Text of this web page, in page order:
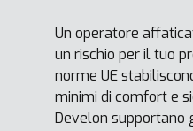
Un operatore
un rischio per il tuo
norme UE
minimi di comfort e
Develon supportano